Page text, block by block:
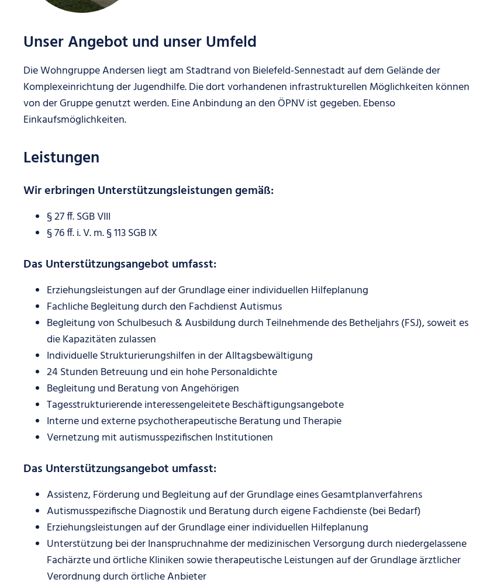
Unser Angebot und unser Umfeld
Die Wohngruppe Andersen liegt am Stadtrand von Bielefeld-Sennestadt auf dem Gelände der
Komplexeinrichtung der Jugendhilfe. Die dort vorhandenen infrastrukturellen Möglichkeiten können
von der Gruppe genutzt werden. Eine Anbindung an den ÖPNV ist gegeben. Ebenso
Einkaufsmöglichkeiten.
Leistungen
Wir erbringen Unterstützungsleistungen gemäß:
§ 27 ff. SGB VIII
§ 76 ff. i. V. m. § 113 SGB IX
Das Unterstützungsangebot umfasst:
Erziehungsleistungen auf der Grundlage einer individuellen Hilfeplanung
Fachliche Begleitung durch den Fachdienst Autismus
Begleitung von Schulbesuch & Ausbildung durch Teilnehmende des Betheljahrs (FSJ), soweit es
die Kapazitäten zulassen
Individuelle Strukturierungshilfen in der Alltagsbewältigung
24 Stunden Betreuung und ein hohe Personaldichte
Begleitung und Beratung von Angehörigen
Tagesstrukturierende interessengeleitete Beschäftigungsangebote
Interne und externe psychotherapeutische Beratung und Therapie
Vernetzung mit autismusspezifischen Institutionen
Das Unterstützungsangebot umfasst:
Assistenz, Förderung und Begleitung auf der Grundlage eines Gesamtplanverfahrens
Autismusspezifische Diagnostik und Beratung durch eigene Fachdienste (bei Bedarf)
Erziehungsleistungen auf der Grundlage einer individuellen Hilfeplanung
Unterstützung bei der Inanspruchnahme der medizinischen Versorgung durch niedergelassene
Fachärzte und örtliche Kliniken sowie therapeutische Leistungen auf der Grundlage ärztlicher
Verordnung durch örtliche Anbieter